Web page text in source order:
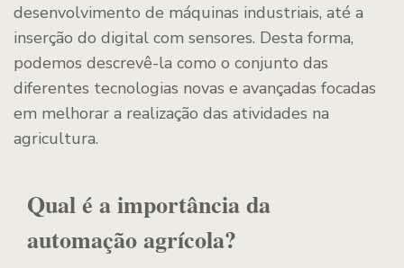
desenvolvimento de máquinas industriais, até a
inserção do digital com sensores. Desta forma,
podemos descrevê-la como o conjunto das
diferentes tecnologias novas e avançadas focadas
em melhorar a realização das atividades na
agricultura.
Qual é a importância da
automação agrícola?